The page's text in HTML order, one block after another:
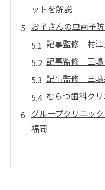
ットを解説
お子さんの虫歯予
記事監修 村津
記事監修 三嶋
記事監修 三嶋
むらつ歯科ク
グループクリニッ
福岡